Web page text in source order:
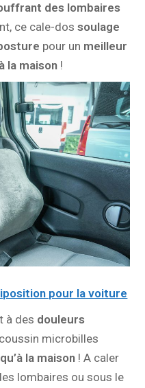
des lombaires
ce cale-dossoulage
pour un meilleur
la maison !
pour la voiture
à des douleurs
microbilles
la maison ! A caler
lombaires ou sous le